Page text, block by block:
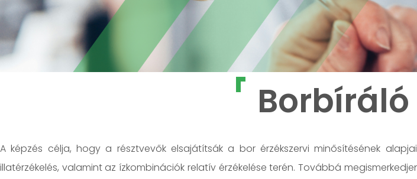
A képzés célja, hogy a résztvevők elsajátítsák a bor érzékszervi minősítésének
illatérzékelés, valamint az ízkombinációk relatív érzékelése terén. Továbbá